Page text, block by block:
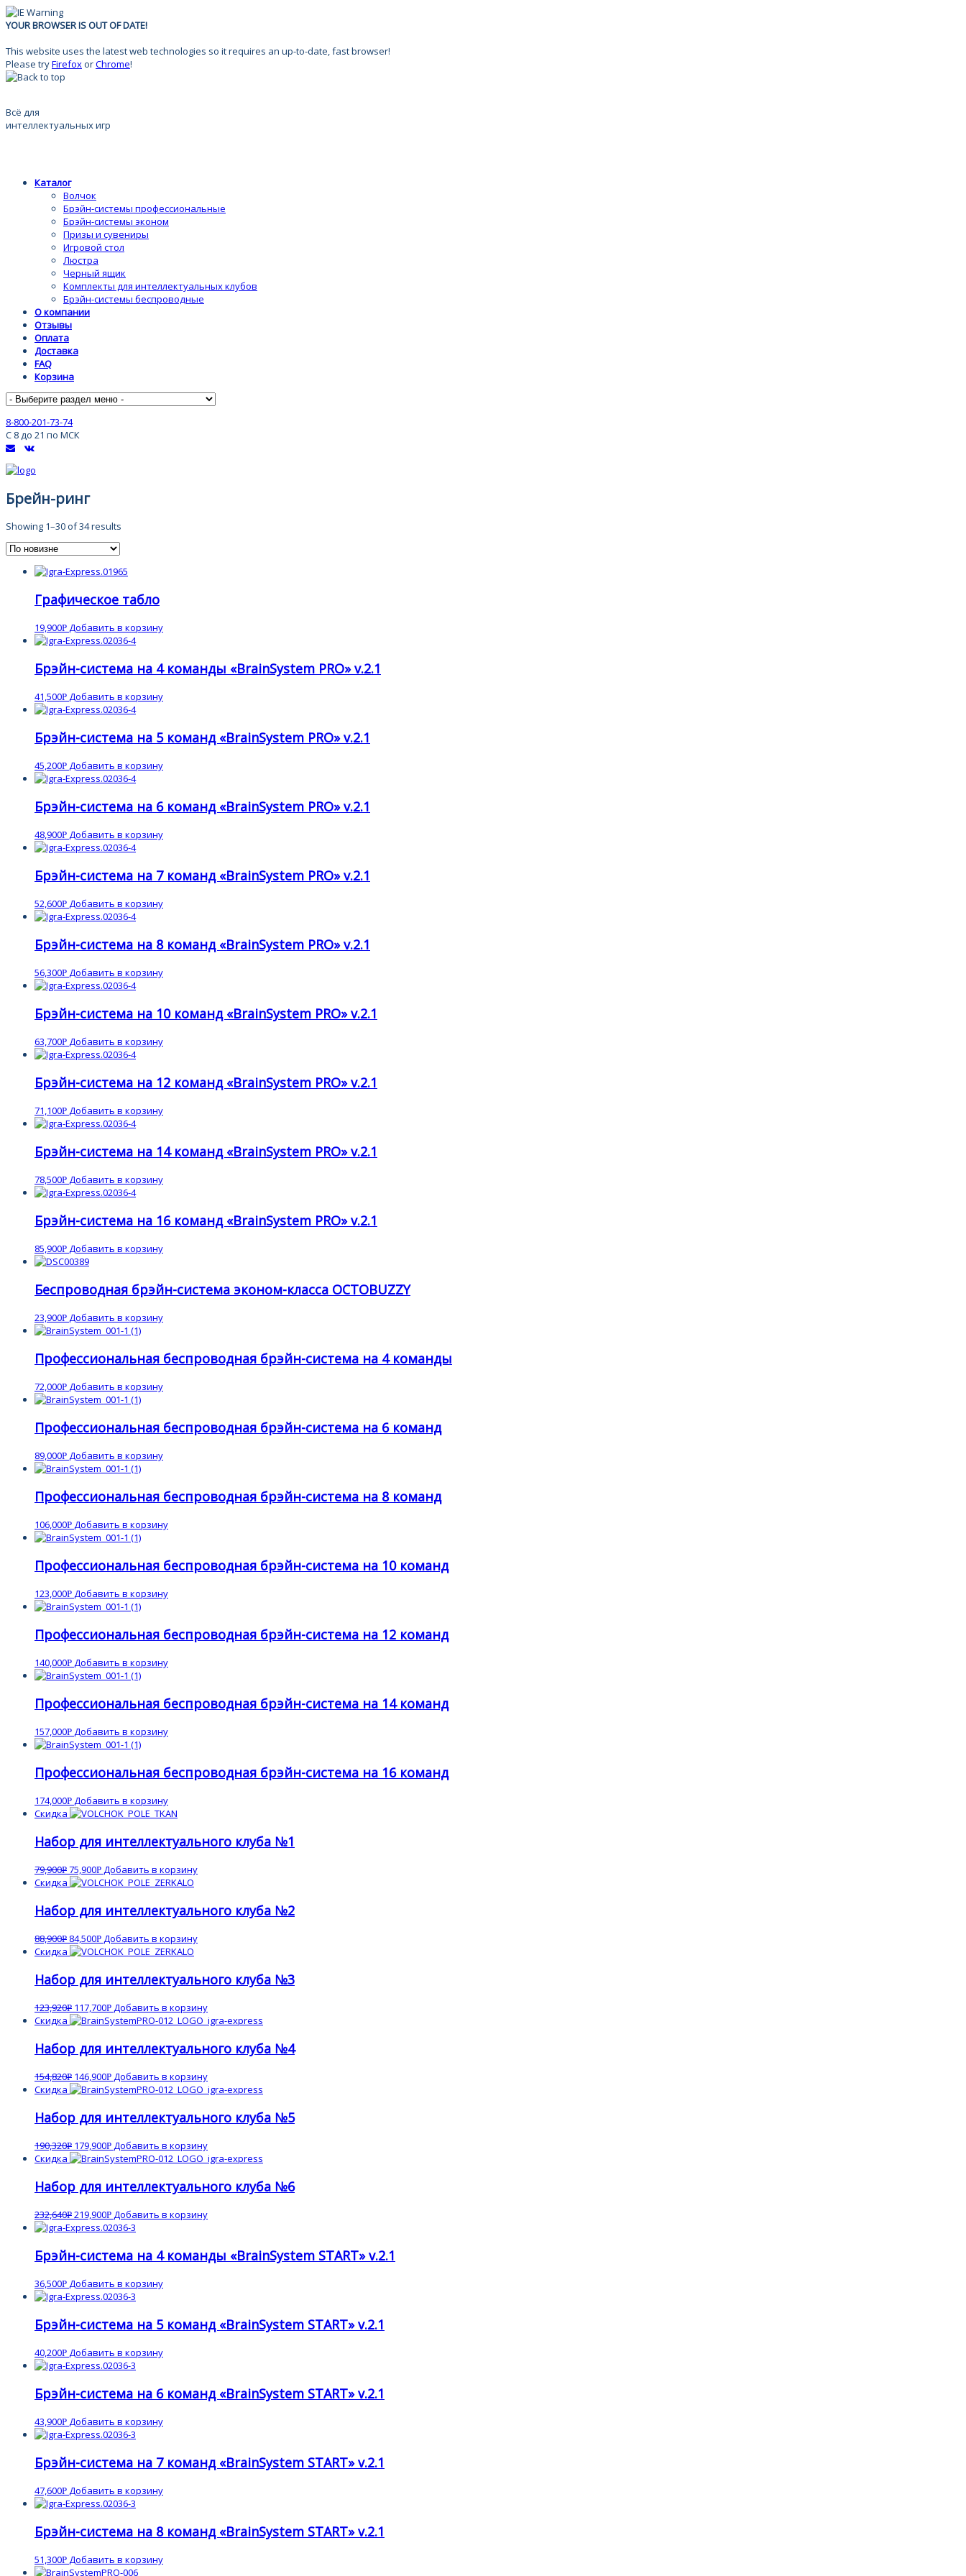
YOUR BROWSER IS OUT OF DATE!
This website uses the latest web technologies so it requires an up-to-date, fast browser!
Please tryFirefoxorChrome!
Всё для
интеллектуальных игр
Каталог
Волчок
Брэйн-системы профессиональные
Брэйн-системы эконом
Призы и сувениры
Игровой стол
Люстра
Черный ящик
Комплекты для интеллектуальных клубов
Брэйн-системы беспроводные
О компании
Отзывы
Оплата
Доставка
FAQ
Корзина
8-800-201-73-74
С 8 до 21 по МСК
Брейн-ринг
Showing 1–30 of 34 results
Графическое табло
19,900Р Добавить в корзину
Брэйн-система на 4 команды «BrainSystem PRO» v.2.1
41,500Р Добавить в корзину
Брэйн-система на 5 команд «BrainSystem PRO» v.2.1
45,200Р Добавить в корзину
Брэйн-система на 6 команд «BrainSystem PRO» v.2.1
48,900Р Добавить в корзину
Брэйн-система на 7 команд «BrainSystem PRO» v.2.1
52,600Р Добавить в корзину
Брэйн-система на 8 команд «BrainSystem PRO» v.2.1
56,300Р Добавить в корзину
Брэйн-система на 10 команд «BrainSystem PRO» v.2.1
63,700Р Добавить в корзину
Брэйн-система на 12 команд «BrainSystem PRO» v.2.1
71,100Р Добавить в корзину
Брэйн-система на 14 команд «BrainSystem PRO» v.2.1
78,500Р Добавить в корзину
Брэйн-система на 16 команд «BrainSystem PRO» v.2.1
85,900Р Добавить в корзину
Беспроводная брэйн-система эконом-класса OCTOBUZZY
23,900Р Добавить в корзину
Профессиональная беспроводная брэйн-система на 4 команды
72,000Р Добавить в корзину
Профессиональная беспроводная брэйн-система на 6 команд
89,000Р Добавить в корзину
Профессиональная беспроводная брэйн-система на 8 команд
106,000Р Добавить в корзину
Профессиональная беспроводная брэйн-система на 10 команд
123,000Р Добавить в корзину
Профессиональная беспроводная брэйн-система на 12 команд
140,000Р Добавить в корзину
Профессиональная беспроводная брэйн-система на 14 команд
157,000Р Добавить в корзину
Профессиональная беспроводная брэйн-система на 16 команд
174,000Р Добавить в корзину
Скидка
Набор для интеллектуального клуба №1
79,900Р 75,900Р Добавить в корзину
Скидка
Набор для интеллектуального клуба №2
88,900Р 84,500Р Добавить в корзину
Скидка
Набор для интеллектуального клуба №3
123,920Р 117,700Р Добавить в корзину
Скидка
Набор для интеллектуального клуба №4
154,820Р 146,900Р Добавить в корзину
Скидка
Набор для интеллектуального клуба №5
190,320Р 179,900Р Добавить в корзину
Скидка
Набор для интеллектуального клуба №6
232,640Р 219,900Р Добавить в корзину
Брэйн-система на 4 команды «BrainSystem START» v.2.1
36,500Р Добавить в корзину
Брэйн-система на 5 команд «BrainSystem START» v.2.1
40,200Р Добавить в корзину
Брэйн-система на 6 команд «BrainSystem START» v.2.1
43,900Р Добавить в корзину
Брэйн-система на 7 команд «BrainSystem START» v.2.1
47,600Р Добавить в корзину
Брэйн-система на 8 команд «BrainSystem START» v.2.1
51,300Р Добавить в корзину